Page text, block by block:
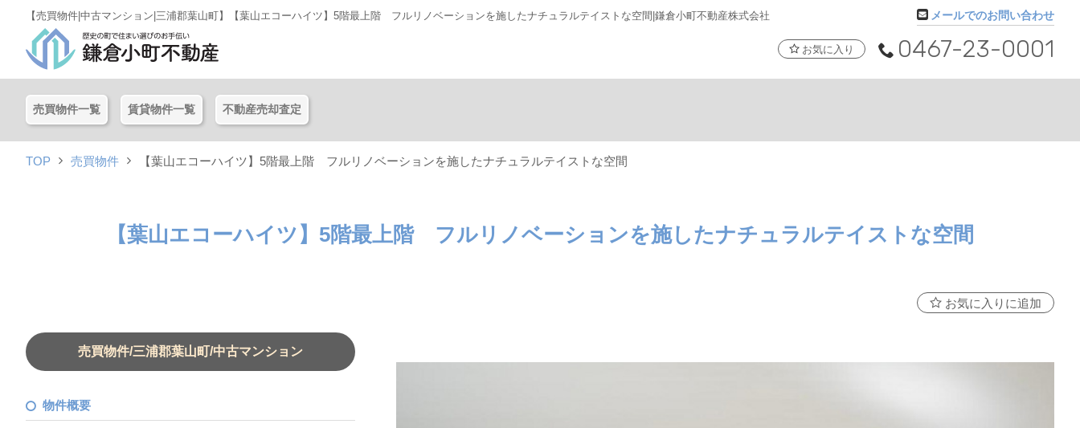
【売買物件|中古マンション|三浦郡葉山町】【葉山エコーハイツ】5階最上階 フルリノベーションを施したナチュラルテイストな空間|鎌倉小町不動産株式会社 メールでのお問い合わせ
お気に入り 0467-23-0001
売買物件一覧 賃貸物件一覧 不動産売却査定
TOP 売買物件 【葉山エコーハイツ】5階最上階 フルリノベーションを施したナチュラルテイストな空間
【葉山エコーハイツ】5階最上階 フルリノベーションを施したナチュラルテイストな空間
お気に入りに追加
売買物件/三浦郡葉山町/中古マンション
物件概要